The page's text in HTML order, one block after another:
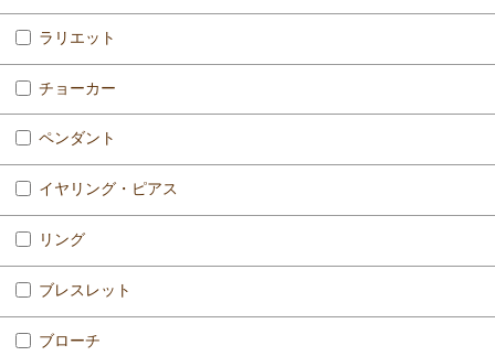
ラリエット
チョーカー
ペンダント
イヤリング・ピアス
リング
ブレスレット
ブローチ